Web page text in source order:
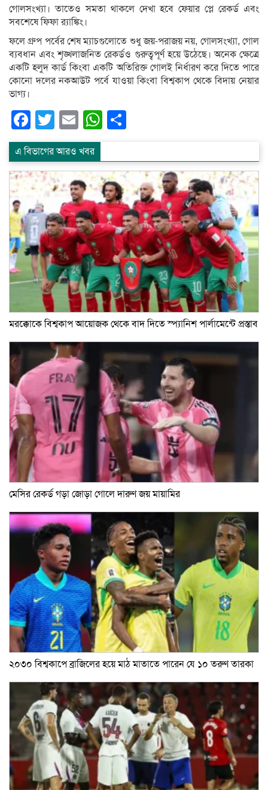
গোলসংখ্যা। তাতেও সমতা থাকলে দেখা হবে ফেয়ার প্লে রেকর্ড এবং
সবশেষে ফিফা র‌্যাঙ্কিং।
ফলে গ্রুপ পর্বের শেষ ম্যাচগুলোতে শুধু জয়-পরাজয় নয়, গোলসংখ্যা, গোল
ব্যবধান এবং শৃঙ্খলাজনিত রেকর্ডও গুরুত্বপূর্ণ হয়ে উঠেছে। অনেক ক্ষেত্রে
একটি হলুদ কার্ড কিংবা একটি অতিরিক্ত গোলই নির্ধারণ করে দিতে পারে
কোনো দলের নকআউট পর্বে যাওয়া কিংবা বিশ্বকাপ থেকে বিদায় নেয়ার
ভাগ্য।
Facebook
Twitter
EmailWhatsApp
এ বিভাগের আরও খবর
মরক্কোকে বিশ্বকাপ আয়োজক থেকে বাদ দিতে স্প্যানিশ পার্লামেন্টে প্রস্তাব
মেসির রেকর্ড গড়া জোড়া গোলে দারুণ জয় মায়ামির
২০৩০ বিশ্বকাপে ব্রাজিলের হয়ে মাঠ মাতাতে পারেন যে ১০ তরুণ তারকা